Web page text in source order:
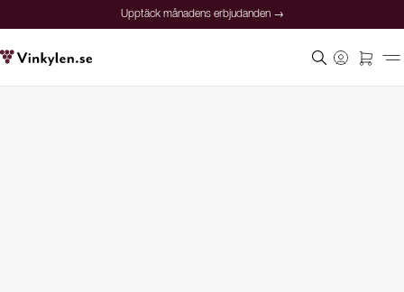
Upptäck månadens erbjudanden →